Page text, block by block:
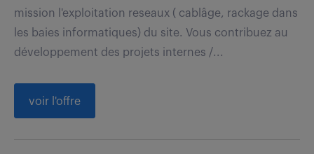
mission l'exploitation reseaux ( cablâge, rackage dans
les baies informatiques) du site. Vous contribuez au
développement des projets internes /...
voir l'offre